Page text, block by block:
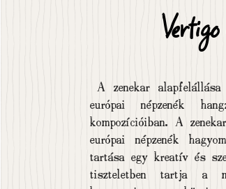
A zenekar
európai népzenék
kompozícióiban. A
európai népzenék
tartása egy kreatív és
tiszteletben tartja a